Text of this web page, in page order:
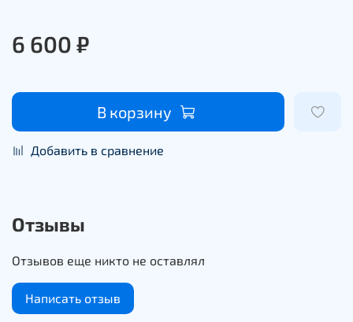
6 600 ₽
В корзину
Добавить в сравнение
Отзывы
Отзывов еще никто не оставлял
Написать отзыв